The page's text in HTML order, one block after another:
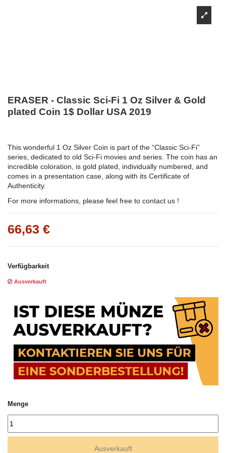
ERASER - Classic Sci-Fi 1 Oz Silver & Gold
plated Coin 1$ Dollar USA 2019
This wonderful 1 Oz Silver Coin is part of the “Classic Sci-Fi”
series, dedicated to old Sci-Fi movies and series. The coin has an
incredible coloration, is gold plated, individually numbered, and
comes in a presentation case, along with its Certificate of
Authenticity.
For more informations, please feel free to contact us !
66,63 €
Verfügbarkeit
Ausverkauft
Menge
Ausverkauft